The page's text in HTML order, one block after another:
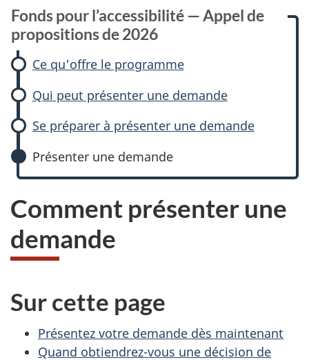
Fonds pour l’accessibilité — Appel de
propositions de 2026
Ce qu'offre le programme
Qui peut présenter une demande
Se préparer à présenter une demande
Présenter une demande
Comment présenter une
demande
Sur cette page
Présentez votre demande dès maintenant
Quand obtiendrez-vous une décision de